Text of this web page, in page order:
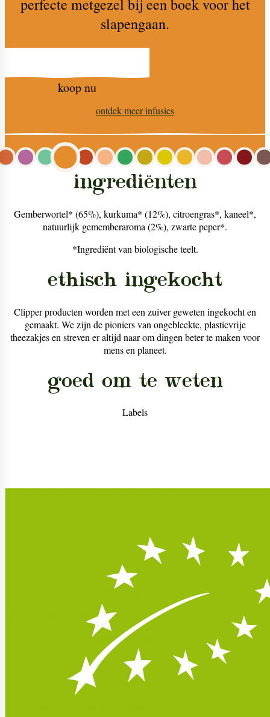
perfecte metgezel bij een boek voor het
slapengaan.
koop nu
ontdek meerinfusies
ingrediënten
Gemberwortel* (65%), kurkuma* (12%), citroengras*, kaneel*,
natuurlijk gememberaroma (2%), zwarte peper*.
*Ingrediënt van biologische teelt.
ethisch ingekocht
Clipper producten worden met een zuiver geweten ingekocht en
gemaakt. We zijn de pioniers van ongebleekte, plasticvrije
theezakjes en streven er altijd naar om dingen beter te maken voor
mens en planeet.
goed om te weten
Labels